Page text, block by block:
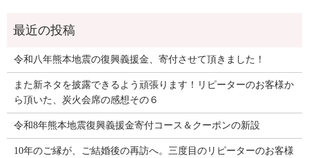
令和八年熊本地震の復興義援金、寄付させて頂きました！
また新ネタを披露できるよう頑張ります！リピーターのお客様か
ら頂いた、炭火会席の感想その６
令和8年熊本地震復興義援金寄付コース＆クーポンの新設
10年のご縁が、ご結婚後の再訪へ。三度目のリピーターのお客様